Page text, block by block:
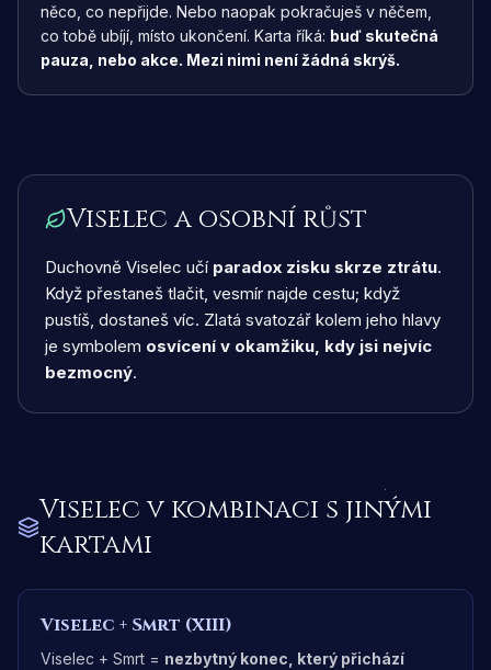
něco, co nepřijde. Nebo naopak pokračuješ v něčem,
co tobě ubíjí, místo ukončení. Karta říká: buď skutečná
pauza, nebo akce. Mezi nimi není žádná skrýš.
Viselec a osobní růst
Duchovně Viselec učí paradox zisku skrze ztrátu.
Když přestaneš tlačit, vesmír najde cestu; když
pustíš, dostaneš víc. Zlatá svatozář kolem jeho hlavy
je symbolem osvícení v okamžiku, kdy jsi nejvíc
bezmocný.
Viselec v kombinaci s jinými
kartami
Viselec + Smrt (XIII)
Viselec + Smrt = nezbytný konec, který přichází